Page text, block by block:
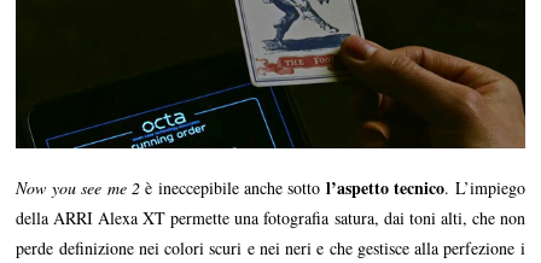
Now you see me 2è ineccepibile anche sotto l’aspetto tecnico. L’impiego
della ARRI Alexa XT permette una fotografia satura, dai toni alti, che non
perde definizione nei colori scuri e nei neri e che gestisce alla perfezione i